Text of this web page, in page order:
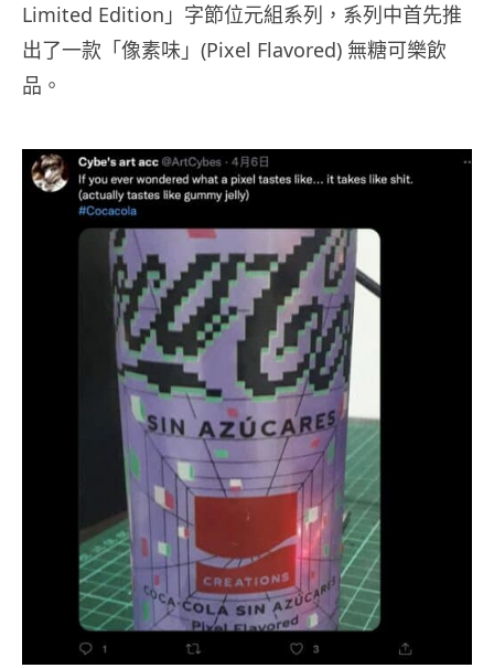
Limited Edition」字節位元組系列，系列中首先推
出了一款「像素味」(Pixel Flavored) 無糖可樂飲
品。